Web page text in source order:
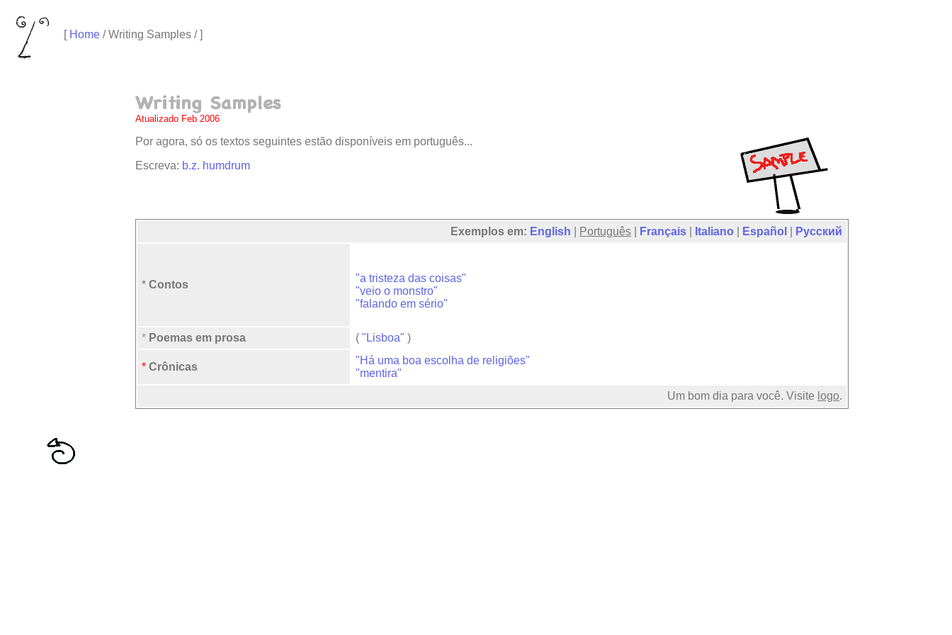
[ Home / Writing Samples / ]
Atualizado Feb 2006
Por agora, só os textos seguintes estão disponíveis em português...
Escreva: b.z. humdrum
Exemplos em: English Português Français Italiano Español Русский
* Contos
"a tristeza das coisas"
"veio o monstro"
"falando em sério"
* Poemas em prosa ( "Lisboa" )
* Crônicas
"Há uma boa escolha de religiões"
"mentira"
Um bom dia para você. Visite logo.